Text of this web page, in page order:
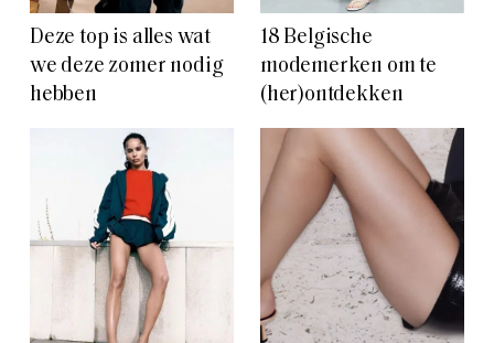
Deze top is alles wat
we deze zomer nodig
hebben
18 Belgische
modemerken om te
(her)ontdekken